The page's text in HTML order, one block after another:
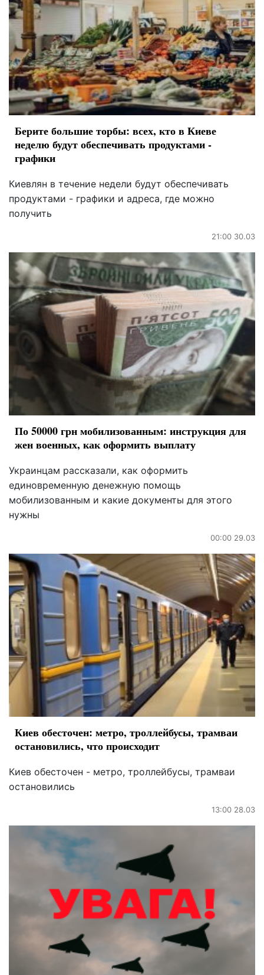
Берите большие торбы: всех, кто в Киеве
неделю будут обеспечивать продуктами -
графики
Киевлян в течение недели будут обеспечивать
продуктами - графики и адреса, где можно
получить
21:00 30.03
По 50000 грн мобилизованным: инструкция для
жен военных, как оформить выплату
Украинцам рассказали, как оформить
единовременную денежную помощь
мобилизованным и какие документы для этого
нужны
00:00 29.03
Киев обесточен: метро, троллейбусы, трамваи
остановились, что происходит
Киев обесточен - метро, ​​троллейбусы, трамваи
остановились
13:00 28.03